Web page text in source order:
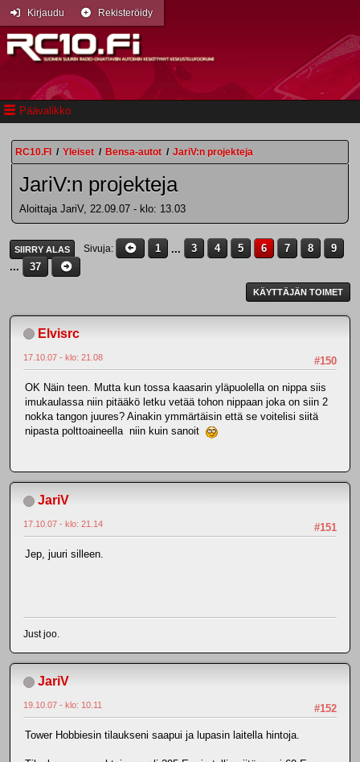
Päävalikko
Kirjaudu Rekisteröidy
RC10.FI / Yleiset / Bensa-autot / JariV:n projekteja
JariV:n projekteja
Aloittaja JariV, 22.09.07 - klo: 13.03
SIIRRY ALAS Sivuja 1 ... 3 4 5 6 7 8
9
...
37
KÄYTTÄJÄN TOIMET
Elvisrc
#150
17.10.07 - klo: 21.08
OK Näin teen. Mutta kun tossa kaasarin yläpuolella on nippa siis
imukaulassa niin pitääkö letku vetää tohon nippaan joka on siin 2
nokka tangon juures? Ainakin ymmärtäisin että se voitelisi siitä
nipasta polttoaineella niin kuin sanoit
JariV
#151
17.10.07 - klo: 21.14
Jep, juuri silleen.
Just joo.
JariV
#152
19.10.07 - klo: 10.11
Tower Hobbiesin tilaukseni saapui ja lupasin laitella hintoja.